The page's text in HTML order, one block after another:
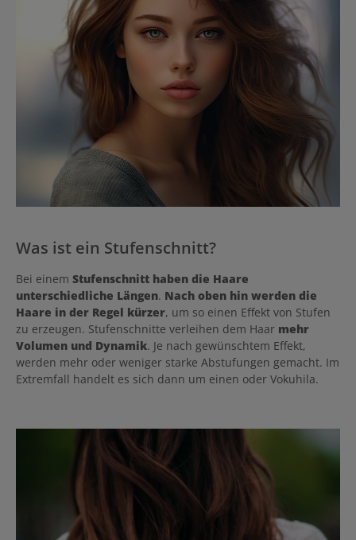
Was ist ein Stufenschnitt?
Bei einem Stufenschnitt haben die Haare
unterschiedliche Längen. Nach oben hin werden die
Haare in der Regel kürzer, um so einen Effekt von Stufen
zu erzeugen. Stufenschnitte verleihen dem Haar mehr
Volumen und Dynamik. Je nach gewünschtem Effekt,
werden mehr oder weniger starke Abstufungen gemacht. Im
Extremfall handelt es sich dann um einen oder Vokuhila.